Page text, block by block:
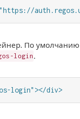
По
login.
login"></div>